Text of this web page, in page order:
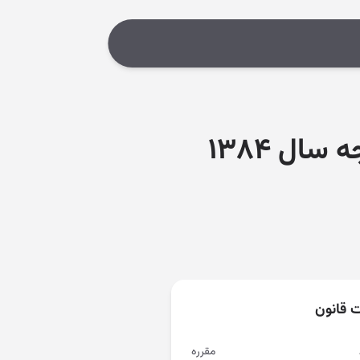
آیین نامه اجرایی بند ( ح ) تبصره ( ۲ ) قانون بودجه سال ۱۳۸۴
قانون
مقرره